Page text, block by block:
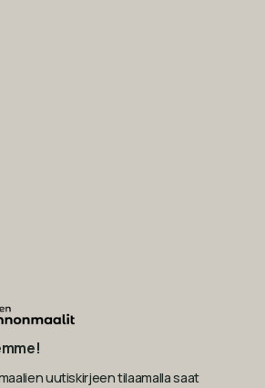
uutiskirjeen tilaamalla saat